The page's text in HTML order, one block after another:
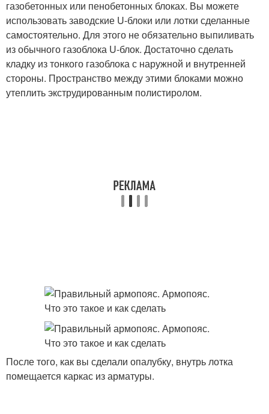
газобетонных или пенобетонных блоках. Вы можете
использовать заводские U-блоки или лотки сделанные
самостоятельно. Для этого не обязательно выпиливать
из обычного газоблока U-блок. Достаточно сделать
кладку из тонкого газоблока с наружной и внутренней
стороны. Пространство между этими блоками можно
утеплить экструдированным полистиролом.
После того, как вы сделали опалубку, внутрь лотка
помещается каркас из арматуры.